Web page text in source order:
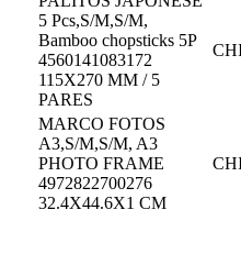
5 Pcs,S/M,S/M,
Bamboo chopsticks 5P
4560141083172
115X270 MM / 5
PARES
MARCO FOTOS
A3,S/M,S/M, A3
PHOTO FRAME
4972822700276
32.4X44.6X1 CM